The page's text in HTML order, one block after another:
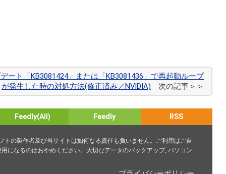
ート「KB3081424」または「KB3081436」で再起動ループ
が発生した時の対処方法(修正済み／NVIDIA) 次の記事＞＞
Feedly(All) Feedly RSS
の製作者及び当サイトは如何なる責任も負いません。ご利用はご自
になるのはおやめください。大切なデータのバックアップ, パソコン